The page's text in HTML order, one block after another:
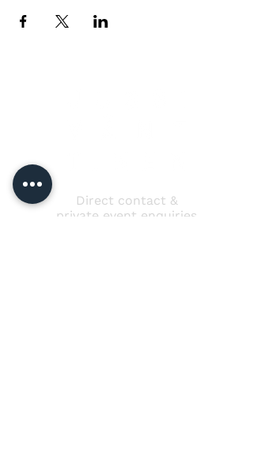
Direct contact &
private event enquiries